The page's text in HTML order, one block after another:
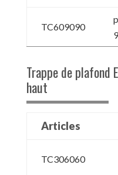
TC609090
Trappe de plafond
haut
Articles
TC306060